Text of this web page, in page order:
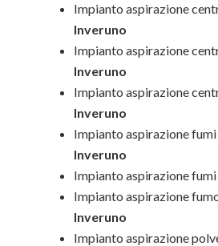
Impianto aspirazione
Inveruno
Impianto aspirazione
Inveruno
Impianto aspirazione
Inveruno
Impianto aspirazione
Inveruno
Impianto aspirazione
Impianto aspirazione
Inveruno
Impianto aspirazione